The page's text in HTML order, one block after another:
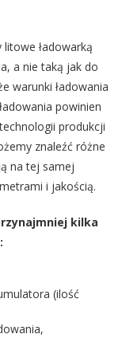
ładowarką
a nie taką jak do
warunki ładowania
powinien
produkcji
znaleźć różne
na tej samej
i jakością.
kilka
(ilość